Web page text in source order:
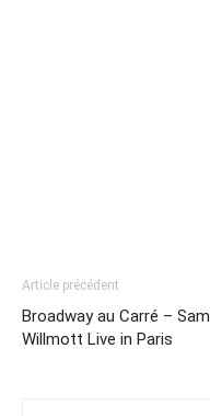
Article précédent
Broadway au Carré – Sam
Willmott Live in Paris